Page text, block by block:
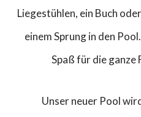
Liegestühlen, ein Buch
einem Sprung in den
Spaß für die
Unser neuer Pool